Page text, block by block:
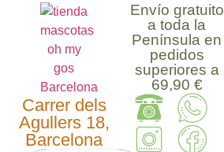
Carrer dels
Agullers 18,
Barcelona
Envío gratuito
a toda la
Península en
pedidos
superiores a
69,90 €